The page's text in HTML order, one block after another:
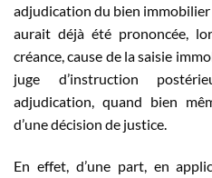
adjudication du bien
aurait déjà été prononcée,
créance, cause de la saisie
juge d’instruction
adjudication, quand bien
d’une décision de justice.
En effet, d’une part, en